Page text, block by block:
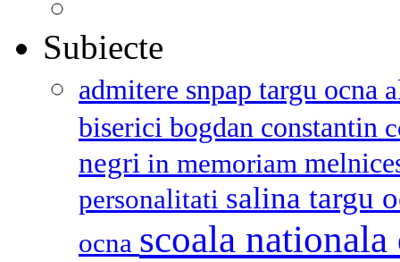
Subiecte
admitere snpap targu ocna
biserici bogdan constantin
negri in memoriam
personalitati salina targu
ocna scoala